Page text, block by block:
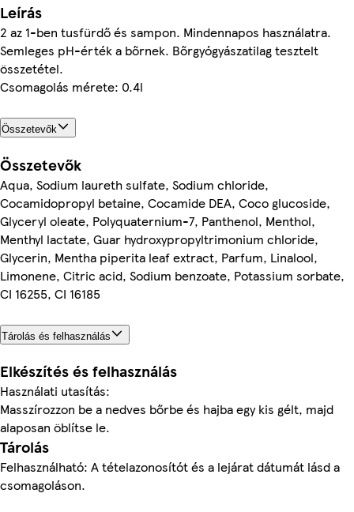
Leírás
2 az 1-ben tusfürdő és sampon. Mindennapos használatra.
Semleges pH-érték a bőrnek. Bőrgyógyászatilag tesztelt
összetétel.
Csomagolás mérete: 0.4l
Összetevők
Összetevők
Aqua, Sodium laureth sulfate, Sodium chloride,
Cocamidopropyl betaine, Cocamide DEA, Coco glucoside,
Glyceryl oleate, Polyquaternium-7, Panthenol, Menthol,
Menthyl lactate, Guar hydroxypropyltrimonium chloride,
Glycerin, Mentha piperita leaf extract, Parfum, Linalool,
Limonene, Citric acid, Sodium benzoate, Potassium sorbate,
CI 16255, CI 16185
Tárolás és felhasználás
Elkészítés és felhasználás
Használati utasítás:
Masszírozzon be a nedves bőrbe és hajba egy kis gélt, majd
alaposan öblítse le.
Tárolás
Felhasználható: A tételazonosítót és a lejárat dátumát lásd a
csomagoláson.